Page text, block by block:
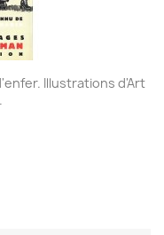
Illustrations d'Art